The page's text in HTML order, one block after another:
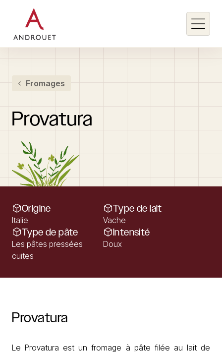
Rechercher un mot clé
Fromages
Provatura
Origine
Italie
Type de lait
Vache
Type de pâte
Les pâtes pressées
cuites
Intensité
Doux
Provatura
Le Provatura est un fromage à pâte filée au lait de